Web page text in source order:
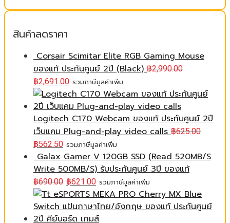
สินค้าลดราคา
Corsair Scimitar Elite RGB Gaming Mouse
ของแท้ ประกันศูนย์ 2ปี (Black) ฿2,990.00
฿2,691.00 รวมภาษีมูลค่าเพิ่ม
Logitech C170 Webcam ของแท้ ประกันศูนย์ 2ปี
เว็บแคม Plug-and-play video calls ฿625.00
฿562.50 รวมภาษีมูลค่าเพิ่ม
Galax Gamer V 120GB SSD (Read 520MB/S
Write 500MB/S) รับประกันศูนย์ 3ปี ของแท้
฿690.00 ฿621.00 รวมภาษีมูลค่าเพิ่ม